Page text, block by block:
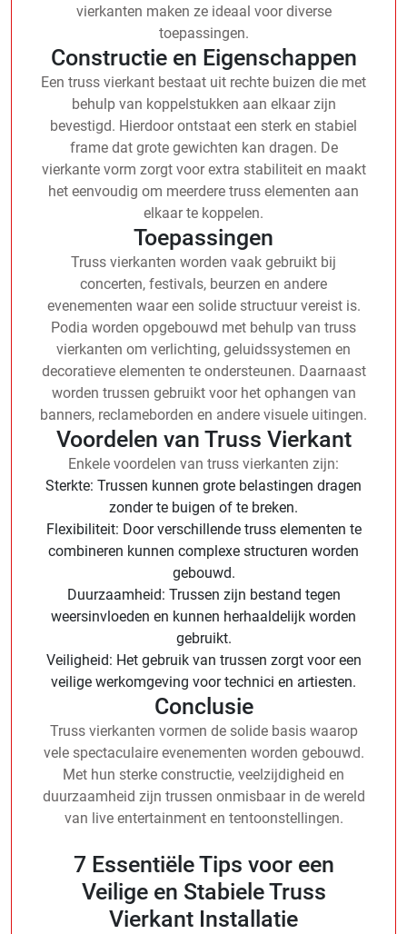
vierkanten maken ze ideaal voor diverse
toepassingen.
Constructie en Eigenschappen
Een truss vierkant bestaat uit rechte buizen die met
behulp van koppelstukken aan elkaar zijn
bevestigd. Hierdoor ontstaat een sterk en stabiel
frame dat grote gewichten kan dragen. De
vierkante vorm zorgt voor extra stabiliteit en maakt
het eenvoudig om meerdere truss elementen aan
elkaar te koppelen.
Toepassingen
Truss vierkanten worden vaak gebruikt bij
concerten, festivals, beurzen en andere
evenementen waar een solide structuur vereist is.
Podia worden opgebouwd met behulp van truss
vierkanten om verlichting, geluidssystemen en
decoratieve elementen te ondersteunen. Daarnaast
worden trussen gebruikt voor het ophangen van
banners, reclameborden en andere visuele uitingen.
Voordelen van Truss Vierkant
Enkele voordelen van truss vierkanten zijn:
Sterkte: Trussen kunnen grote belastingen dragen
zonder te buigen of te breken.
Flexibiliteit: Door verschillende truss elementen te
combineren kunnen complexe structuren worden
gebouwd.
Duurzaamheid: Trussen zijn bestand tegen
weersinvloeden en kunnen herhaaldelijk worden
gebruikt.
Veiligheid: Het gebruik van trussen zorgt voor een
veilige werkomgeving voor technici en artiesten.
Conclusie
Truss vierkanten vormen de solide basis waarop
vele spectaculaire evenementen worden gebouwd.
Met hun sterke constructie, veelzijdigheid en
duurzaamheid zijn trussen onmisbaar in de wereld
van live entertainment en tentoonstellingen.
7 Essentiële Tips voor een
Veilige en Stabiele Truss
Vierkant Installatie